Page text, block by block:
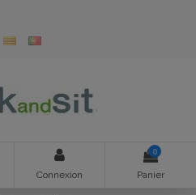
Connexion
0
Panier